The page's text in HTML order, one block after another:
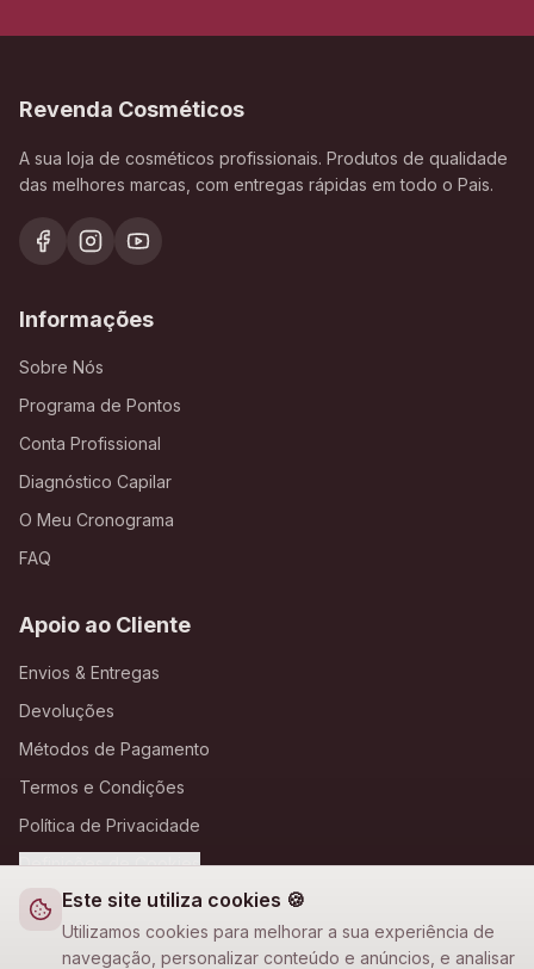
Este site utiliza cookies 🍪
Utilizamos cookies para melhorar a sua experiência de
navegação, personalizar conteúdo e anúncios, e analisar
Revenda Cosméticos
A sua loja de cosméticos profissionais. Produtos de qualidade
das melhores marcas, com entregas rápidas em todo o Pais.
Informações
Sobre Nós
Programa de Pontos
Conta Profissional
Diagnóstico Capilar
O Meu Cronograma
FAQ
Apoio ao Cliente
Envios & Entregas
Devoluções
Métodos de Pagamento
Termos e Condições
Política de Privacidade
Definições de Cookies
A Loja Nova